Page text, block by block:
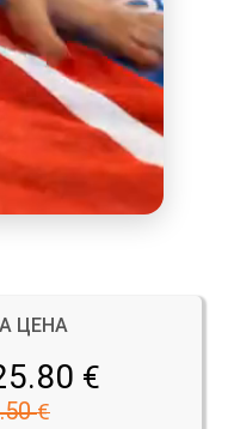
ЦЕНА
€
€